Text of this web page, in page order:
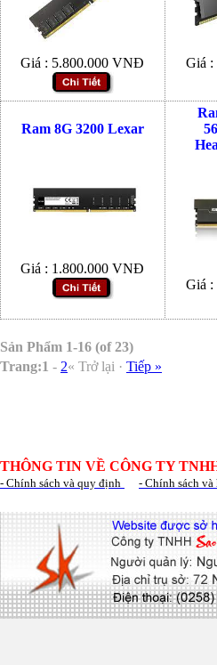
Giá : 5.800.000 VNĐ Giá :
Ram 8G 3200 Lexar
Giá : 1.800.000 VNĐ
Giá :
Sản Phẩm 1-16 (of 23)
Trang:1 - 2« Trở lại · Tiếp »
THÔNG TIN VỀ CÔNG TY
- Chính sách và quy định - Chính sách